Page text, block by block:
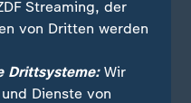
FC Santos
Streaming, der
von Dritten werden
Drittsysteme:Wir
Dienste von